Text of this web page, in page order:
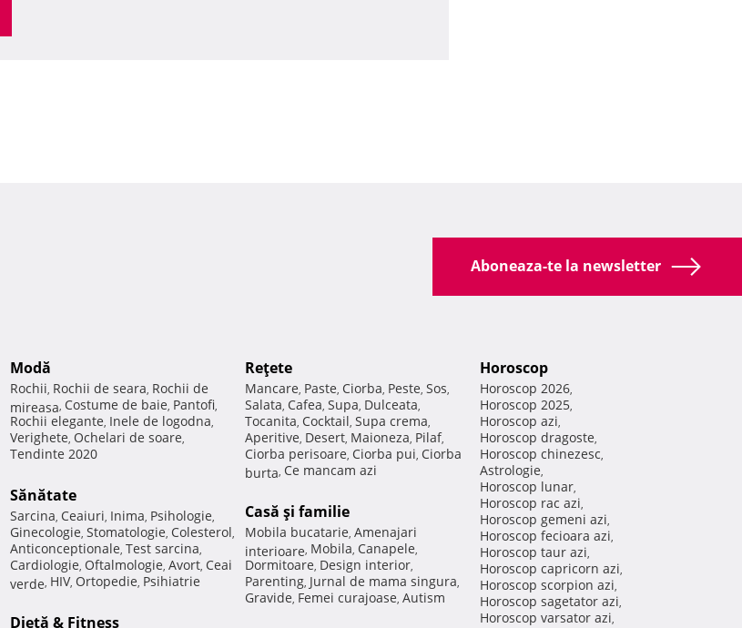
Aboneaza-te la newsletter
Modă
Rochii, Rochii de seara, Rochii de
mireasa, Costume de baie, Pantofi,
Rochii elegante, Inele de logodna,
Verighete, Ochelari de soare,
Tendinte 2020
Sănătate
Sarcina, Ceaiuri, Inima, Psihologie,
Ginecologie, Stomatologie, Colesterol,
Anticonceptionale, Test sarcina,
Cardiologie, Oftalmologie, Avort, Ceai
verde, HIV, Ortopedie, Psihiatrie
Dietă & Fitness
Reţete
Mancare, Paste, Ciorba, Peste, Sos,
Salata, Cafea, Supa, Dulceata,
Tocanita, Cocktail, Supa crema,
Aperitive, Desert, Maioneza, Pilaf,
Ciorba perisoare, Ciorba pui, Ciorba
burta, Ce mancam azi
Casă şi familie
Mobila bucatarie, Amenajari
interioare, Mobila, Canapele,
Dormitoare, Design interior,
Parenting, Jurnal de mama singura,
Gravide, Femei curajoase, Autism
Horoscop
Horoscop 2026,
Horoscop 2025,
Horoscop azi,
Horoscop dragoste,
Horoscop chinezesc,
Astrologie,
Horoscop lunar,
Horoscop rac azi,
Horoscop gemeni azi,
Horoscop fecioara azi,
Horoscop taur azi,
Horoscop capricorn azi,
Horoscop scorpion azi,
Horoscop sagetator azi,
Horoscop varsator azi,